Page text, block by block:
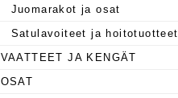
Juomarakot ja osat
Satulavoiteet ja hoitotuotteet
VAATTEET JA KENGÄT
OSAT